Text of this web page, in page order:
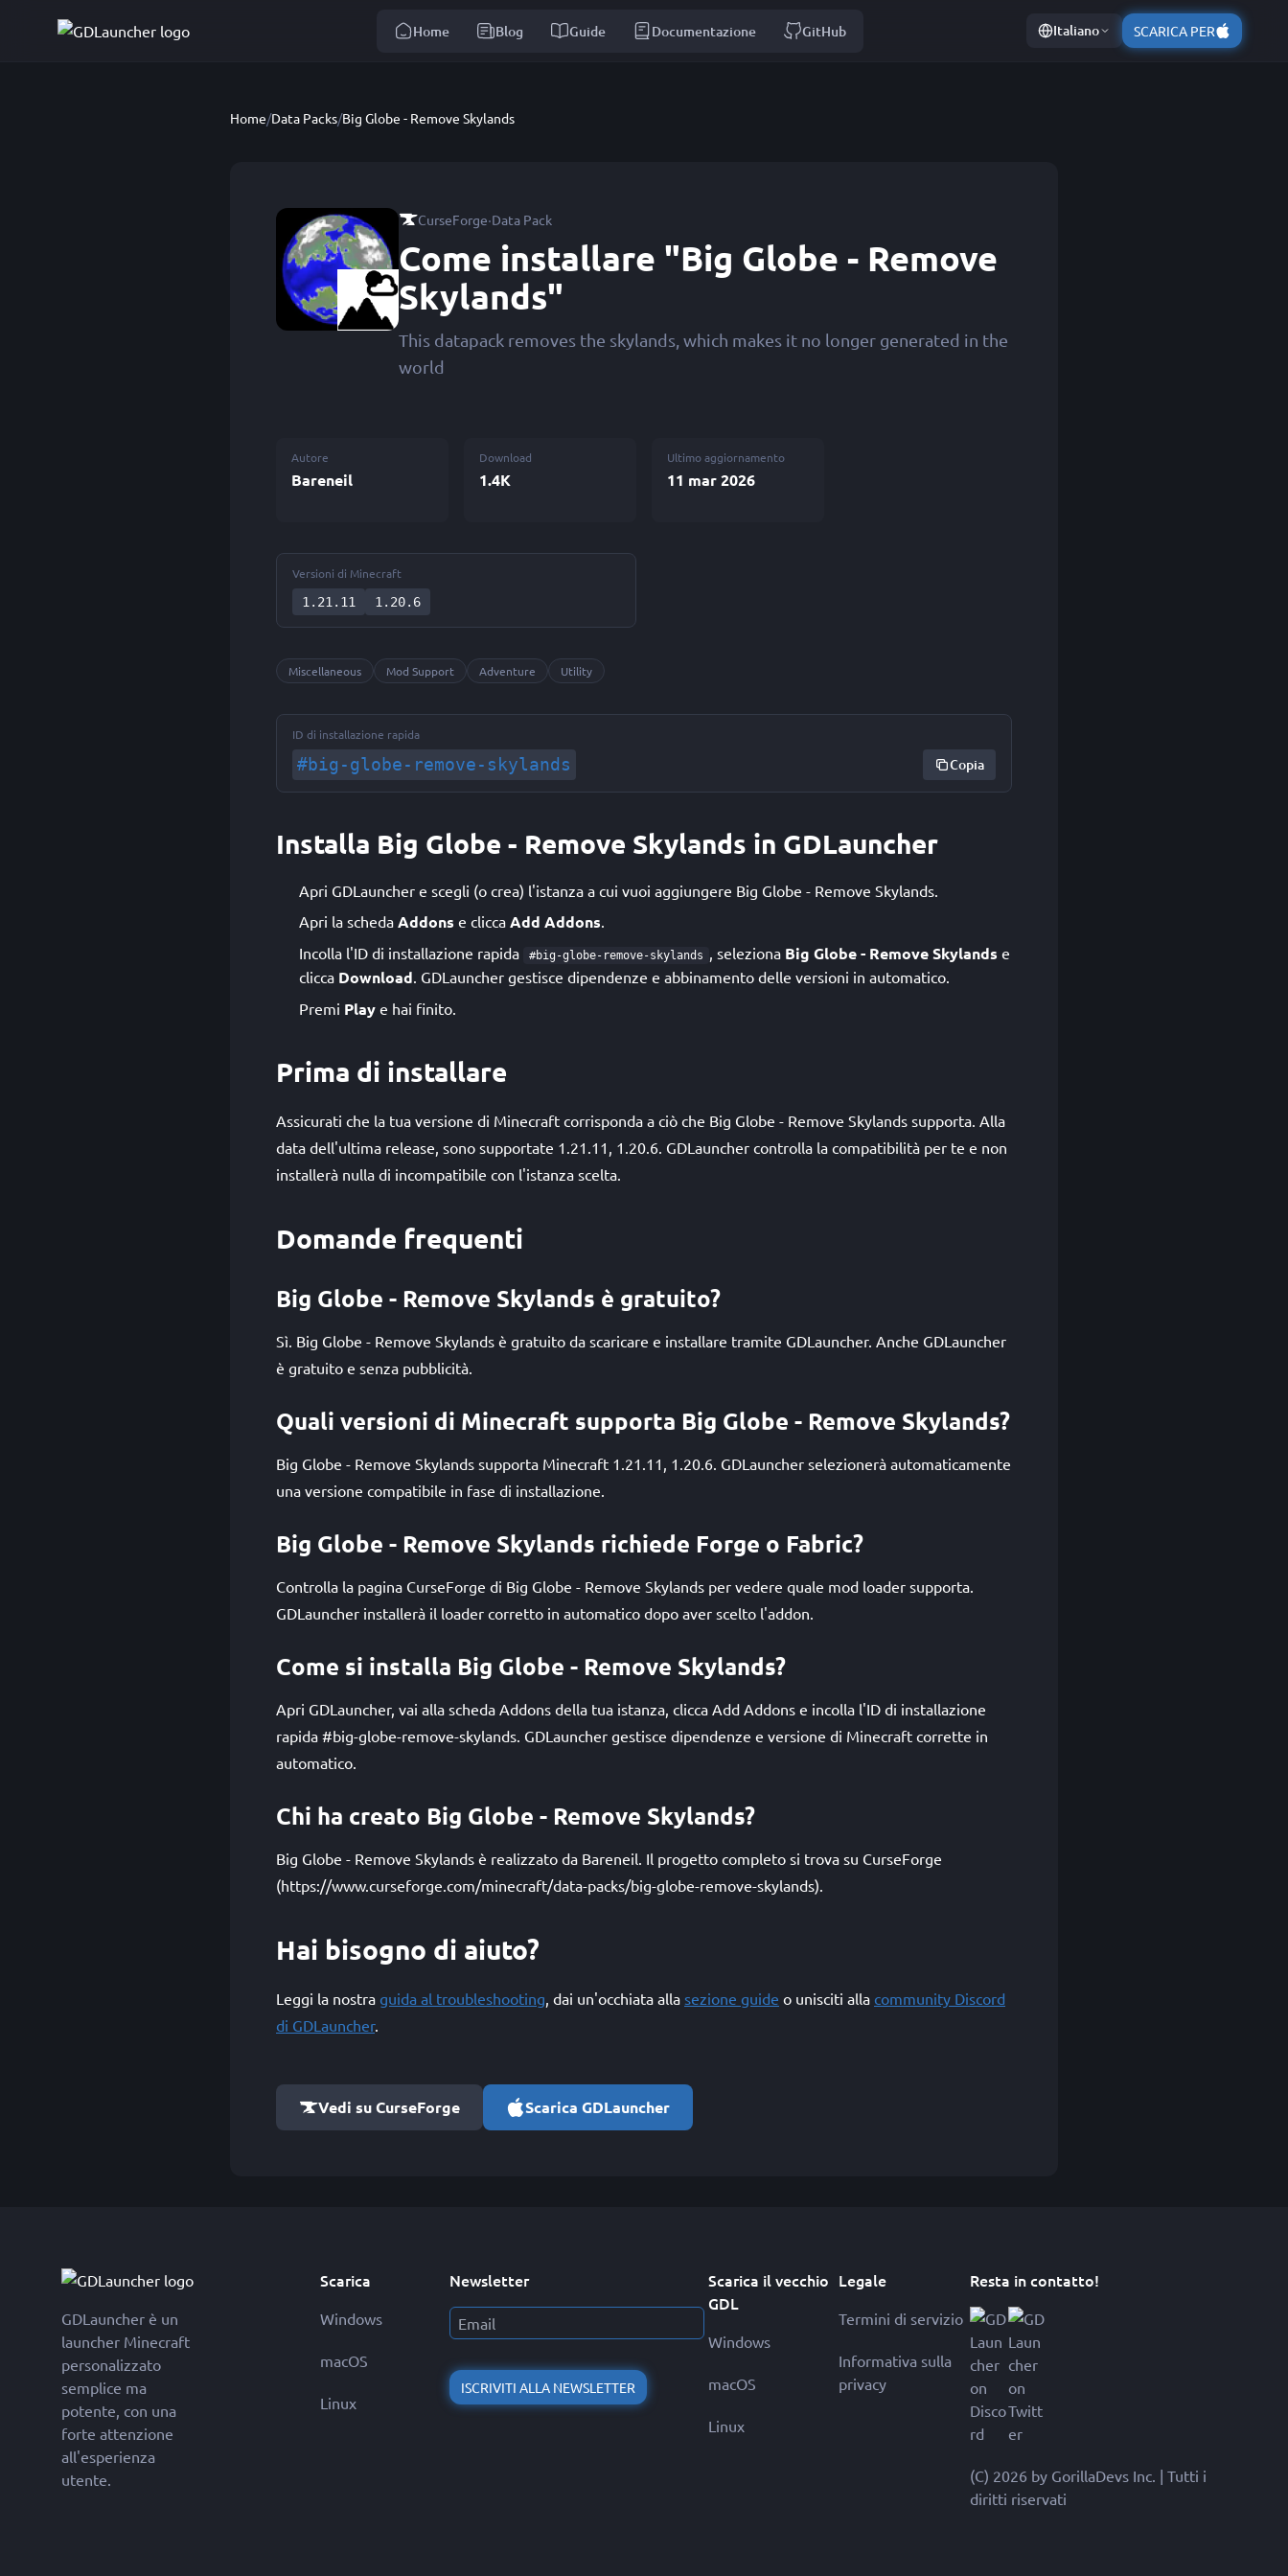
Home Blog Guide Documentazione GitHub Italiano SCARICA PER
Home/Data Packs/Big Globe - Remove Skylands
CurseForge·Data Pack
Come installare "Big Globe - Remove
Skylands"
This datapack removes the skylands, which makes it no longer generated in the
world
Autore
Bareneil
Download
1.4K
Ultimo aggiornamento
11 mar 2026
Versioni di Minecraft
1.21.11
1.20.6
Miscellaneous Mod Support Adventure Utility
ID di installazione rapida
#big-globe-remove-skylands Copia
Installa Big Globe - Remove Skylands in GDLauncher
Apri GDLauncher e scegli (o crea) l'istanza a cui vuoi aggiungere Big Globe - Remove Skylands.
Apri la scheda Addons e clicca Add Addons.
Incolla l'ID di installazione rapida
#big-globe-remove-skylands , seleziona Big Globe - Remove Skylands e
clicca Download. GDLauncher gestisce dipendenze e abbinamento delle versioni in automatico.
Premi Play e hai finito.
Prima di installare
Assicurati che la tua versione di Minecraft corrisponda a ciò che Big Globe - Remove Skylands supporta. Alla
data dell'ultima release, sono supportate 1.21.11, 1.20.6. GDLauncher controlla la compatibilità per te e non
installerà nulla di incompatibile con l'istanza scelta.
Domande frequenti
Big Globe - Remove Skylands è gratuito?
Sì. Big Globe - Remove Skylands è gratuito da scaricare e installare tramite GDLauncher. Anche GDLauncher
è gratuito e senza pubblicità.
Quali versioni di Minecraft supporta Big Globe - Remove Skylands?
Big Globe - Remove Skylands supporta Minecraft 1.21.11, 1.20.6. GDLauncher selezionerà automaticamente
una versione compatibile in fase di installazione.
Big Globe - Remove Skylands richiede Forge o Fabric?
Controlla la pagina CurseForge di Big Globe - Remove Skylands per vedere quale mod loader supporta.
GDLauncher installerà il loader corretto in automatico dopo aver scelto l'addon.
Come si installa Big Globe - Remove Skylands?
Apri GDLauncher, vai alla scheda Addons della tua istanza, clicca Add Addons e incolla l'ID di installazione
rapida #big-globe-remove-skylands. GDLauncher gestisce dipendenze e versione di Minecraft corrette in
automatico.
Chi ha creato Big Globe - Remove Skylands?
Big Globe - Remove Skylands è realizzato da Bareneil. Il progetto completo si trova su CurseForge
(https://www.curseforge.com/minecraft/data-packs/big-globe-remove-skylands).
Hai bisogno di aiuto?
Leggi la nostra guida al troubleshooting, dai un'occhiata alla sezione guide o unisciti alla community Discord
di GDLauncher.
Vedi su CurseForge Scarica GDLauncher
GDLauncher è un
launcher Minecraft
personalizzato
semplice ma
potente, con una
forte attenzione
all'esperienza
utente.
Scarica
Windows
macOS
Linux
Newsletter
ISCRIVITI ALLA NEWSLETTER
Scarica il vecchio
GDL
Windows
macOS
Linux
Legale
Termini di servizio
Informativa sulla
privacy
Resta in contatto!
(C) 2026 by GorillaDevs Inc. | Tutti i
diritti riservati